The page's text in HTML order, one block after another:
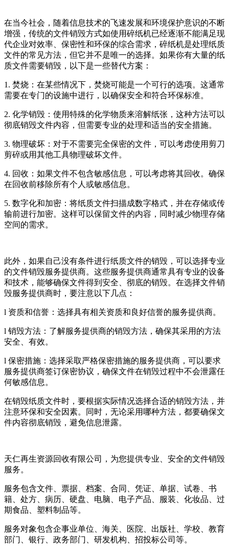
在当今社会，随着信息技术的飞速发展和环境保护意识的不断
增强，传统的文件销毁方式如使用碎纸机已经逐渐不能满足现
代企业对效率、保密性和环保的综合需求，碎纸机是处理纸质
文件的常见方法，但它并不是唯一的选择。如果你有大量的纸
质文件需要销毁，以下是一些替代方案：
1. 焚烧：在某些情况下，焚烧可能是一个可行的选项。这通常
需要在专门的设施中进行，以确保安全和符合环保标准。
2. 化学销毁：使用特殊的化学物质来溶解纸张，这种方法可以
彻底销毁文件内容，但需要专业的处理和适当的安全措施。
3. 物理破坏：对于不需要完全保密的文件，可以考虑使用剪刀
剪碎或用其他工具物理破坏文件。
4. 回收：如果文件不包含敏感信息，可以考虑将其回收。确保
在回收前移除所有个人或敏感信息。
5. 数字化和加密：将纸质文件扫描成数字格式，并在存储或传
输前进行加密。这样可以保留文件的内容，同时减少物理存储
空间的需求。
此外，如果自己没有条件进行纸质文件的销毁，可以选择专业
的文件销毁服务提供商。这些服务提供商通常具有专业的设备
和技术，能够确保文件得到安全、彻底的销毁。在选择文件销
毁服务提供商时，要注意以下几点：
l 资质和信誉：选择具有相关资质和良好信誉的服务提供商。
l 销毁方法：了解服务提供商的销毁方法，确保其采用的方法
安全、有效。
l 保密措施：选择采取严格保密措施的服务提供商，可以要求
服务提供商签订保密协议，确保文件在销毁过程中不会泄露任
何敏感信息。
在销毁纸质文件时，要根据实际情况选择合适的销毁方法，并
注意环保和安全因素。同时，无论采用哪种方法，都要确保文
件内容彻底销毁，避免信息泄露。
天仁再生资源回收有限公司，为您提供专业、安全的文件销毁
服务。
服务包含文件、票据、档案、合同、凭证、单据、试卷、书
籍、处方、病历、硬盘、电脑、电子产品、服装、化妆品、过
期食品、塑料制品等。
服务对象包含企事业单位、海关、医院、出版社、学校、教育
部门、银行、政务部门、研发机构、招投标公司等。